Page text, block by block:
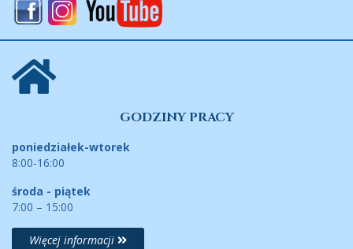
GODZINY PRACY
poniedziałek-wtorek
8:00-16:00
środa - piątek
7:00 – 15:00
Więcej informacji